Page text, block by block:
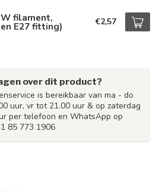
filament,
E27 fitting) €2,57
over dit product?
is bereikbaar van ma - do
uur, vr tot 21.00 uur & op zaterdag
per telefoon en WhatsApp op
85 773 1906